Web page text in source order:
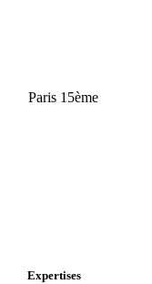
Paris 15ème
Expertises